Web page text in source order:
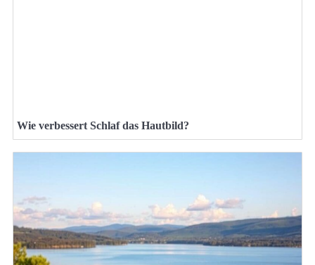
Wie verbessert Schlaf das Hautbild?